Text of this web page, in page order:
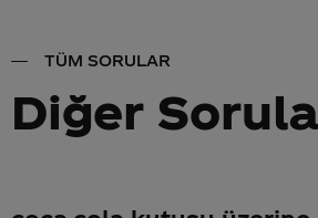
TÜM SORULAR
Diğer